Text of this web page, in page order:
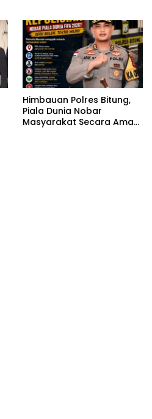
Stabilitas Daerah
Himbauan Polres Bitung,
Piala Dunia Nobar
Masyarakat Secara Aman